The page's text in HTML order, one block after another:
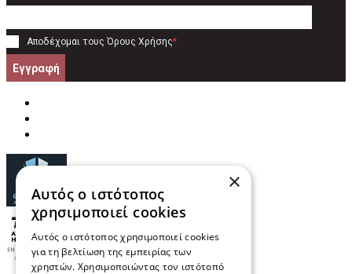
Αποδέχομαι τους Όρους Χρήσης*
Εγγραφή
×
Αυτός ο ιστότοπος
χρησιμοποιεί cookies
Αυτός ο ιστότοπος χρησιμοποιεί cookies
για τη βελτίωση της εμπειρίας των
χρηστών. Χρησιμοποιώντας τον ιστότοπό